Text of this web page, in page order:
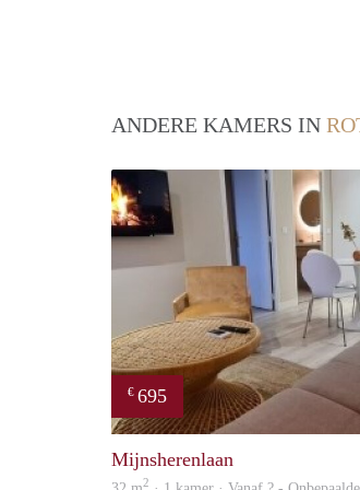
ANDERE KAMERS IN
€ 695
Mijnsherenlaan
2